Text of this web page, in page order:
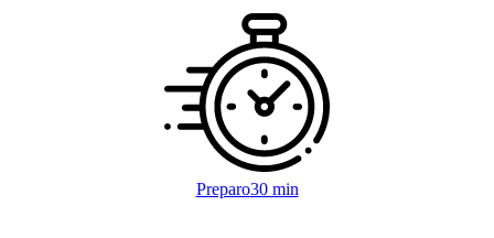
Preparo30 min